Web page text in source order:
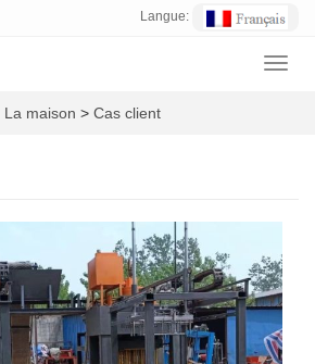
Langue:
La maison > Cas client